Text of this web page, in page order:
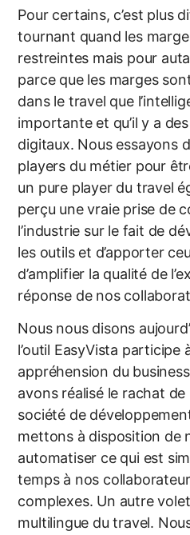
Pour certains, c’est plus
tournant quand les
restreintes mais pour
parce que les marges
dans le travel que
importante et qu’il y a
digitaux. Nous essayons
players du métier pour
un pure player du travel
perçu une vraie prise de
l’industrie sur le fait de
les outils et d’apporter
d’amplifier la qualité de
réponse de nos
Nous nous disons
l’outil EasyVista participe
appréhension du
avons réalisé le rachat
société de
mettons à disposition de
automatiser ce qui est
temps à nos
complexes. Un autre
multilingue du travel.